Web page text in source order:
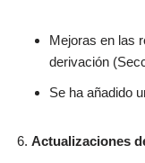
Mejoras en las
derivación
Se ha añadido
Actualizaciones